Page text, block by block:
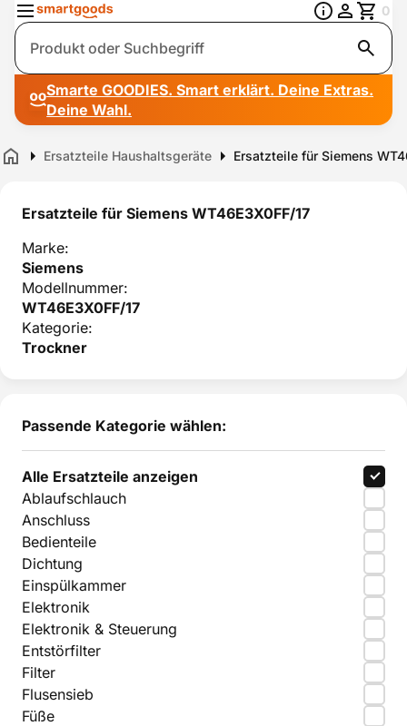
Suche
0
Smarte GOODIES. Smart erklärt. Deine Extras.
Deine Wahl.
Home Ersatzteile Haushaltsgeräte Ersatzteile für Siemens
Ersatzteile für Siemens WT46E3X0FF/17
Marke:
Siemens
Modellnummer:
WT46E3X0FF/17
Kategorie:
Trockner
Passende Kategorie wählen:
Alle Ersatzteile anzeigen
Ablaufschlauch
Anschluss
Bedienteile
Dichtung
Einspülkammer
Elektronik
Elektronik & Steuerung
Entstörfilter
Filter
Flusensieb
Füße